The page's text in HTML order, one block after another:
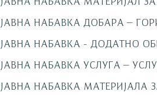
ЈАВНА НАБАВКA ДОБАРА –
ЈАВНА НАБАВКА - ДОДАТНО
ЈАВНА НАБАВКА УСЛУГА –
ЈАВНА НАБАВКА МАТЕРИЈАЛА